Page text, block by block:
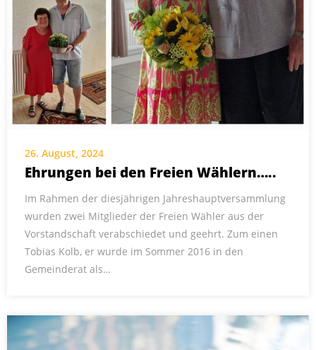
26. August, 2024
Ehrungen bei den Freien Wählern…..
Im Rahmen der diesjährigen Jahreshauptversammlung
wurden zwei Mitglieder der Freien Wähler aus der
Vorstandschaft verabschiedet und geehrt. Zum einen
Tobias Kolb, er wurde im Sommer 2016 in den
Gemeinderat als…